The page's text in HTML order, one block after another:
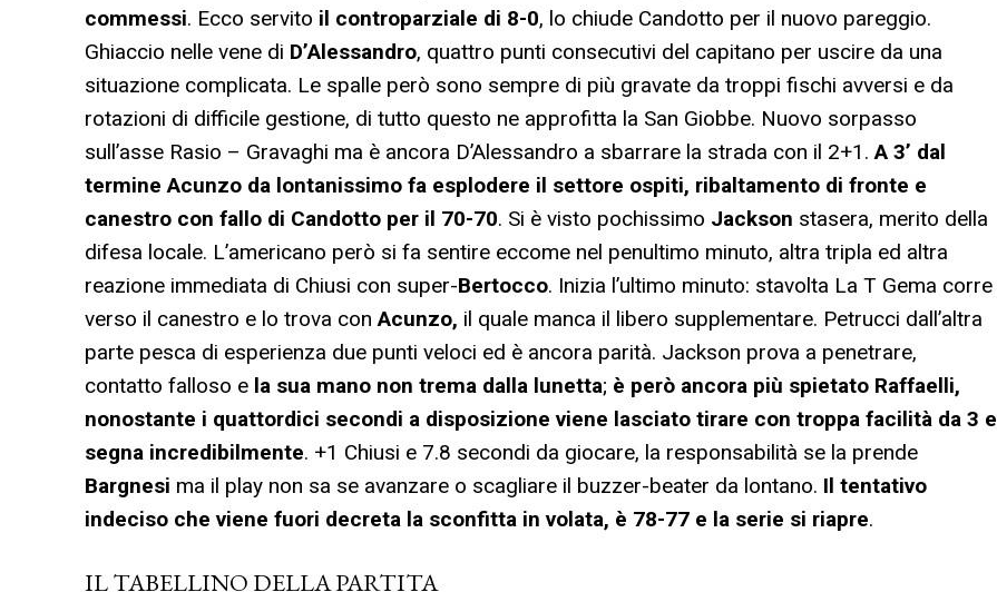
commessi. Ecco servito il controparziale di 8-0, lo chiude Candotto per il nuovo pareggio.
Ghiaccio nelle vene di D’Alessandro, quattro punti consecutivi del capitano per uscire da una
situazione complicata. Le spalle però sono sempre di più gravate da troppi fischi avversi e da
rotazioni di difficile gestione, di tutto questo ne approfitta la San Giobbe. Nuovo sorpasso
sull’asse Rasio – Gravaghi ma è ancora D’Alessandro a sbarrare la strada con il 2+1.A 3’ dal
termine Acunzo da lontanissimo fa esplodere il settore ospiti, ribaltamento di fronte e
canestro con fallo di Candotto per il 70-70. Si è visto pochissimo Jackson stasera, merito della
difesa locale. L’americano però si fa sentire eccome nel penultimo minuto, altra tripla ed altra
reazione immediata di Chiusi con super-Bertocco. Inizia l’ultimo minuto: stavolta La T Gema corre
verso il canestro e lo trova conAcunzo, il quale manca il libero supplementare. Petrucci dall’altra
parte pesca di esperienza due punti veloci ed è ancora parità. Jackson prova a penetrare,
contatto falloso e la sua mano non trema dalla lunetta; è però ancora più spietato Raffaelli,
nonostante i quattordici secondi a disposizione viene lasciato tirare con troppa facilità da 3 e
segna incredibilmente. +1 Chiusi e 7.8 secondi da giocare, la responsabilità se la prende
Bargnesi ma il play non sa se avanzare o scagliare il buzzer-beater da lontano. Il tentativo
indeciso che viene fuori decreta la sconfitta in volata, è 78-77 e la serie si riapre.
IL TABELLINO DELLA PARTITA